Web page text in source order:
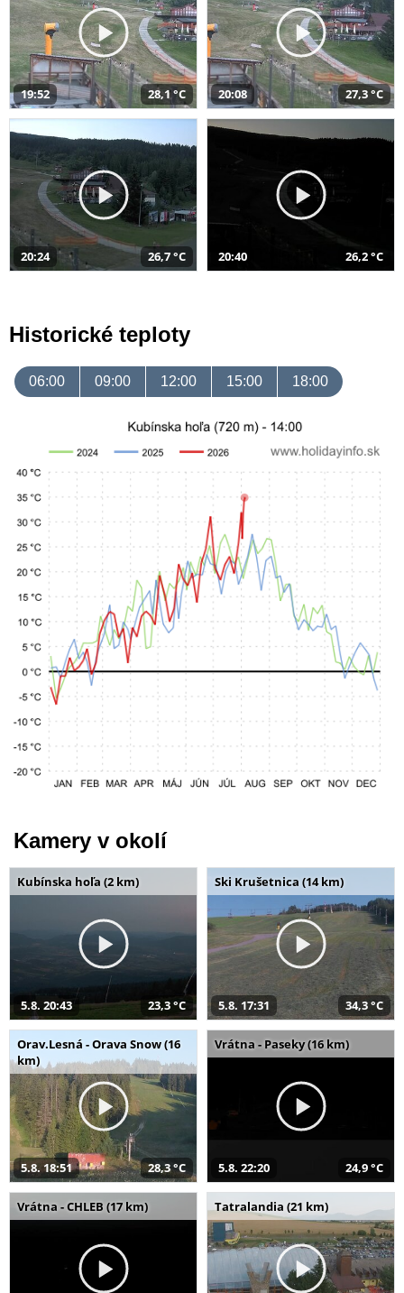
19:52 28,1 °C 20:08 27,3 °C
20:24 26,7 °C 20:40 26,2 °C
Historické teploty
06:00 09:00 12:00 15:00 18:00
Kamery v okolí
Kubínska hoľa (2 km)
5.8. 20:43 23,3 °C
Ski Krušetnica (14 km)
5.8. 17:31 34,3 °C
Orav.Lesná - Orava Snow (16
km)
5.8. 18:51 28,3 °C
Vrátna - Paseky (16 km)
5.8. 22:20 24,9 °C
Vrátna - CHLEB (17 km) Tatralandia (21 km)